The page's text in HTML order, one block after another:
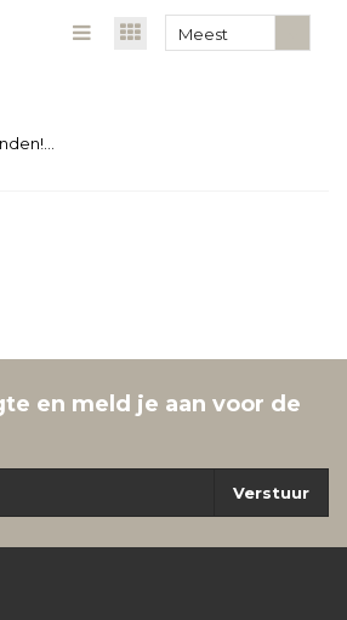
Meest
en meld je aan voor de
Verstuur